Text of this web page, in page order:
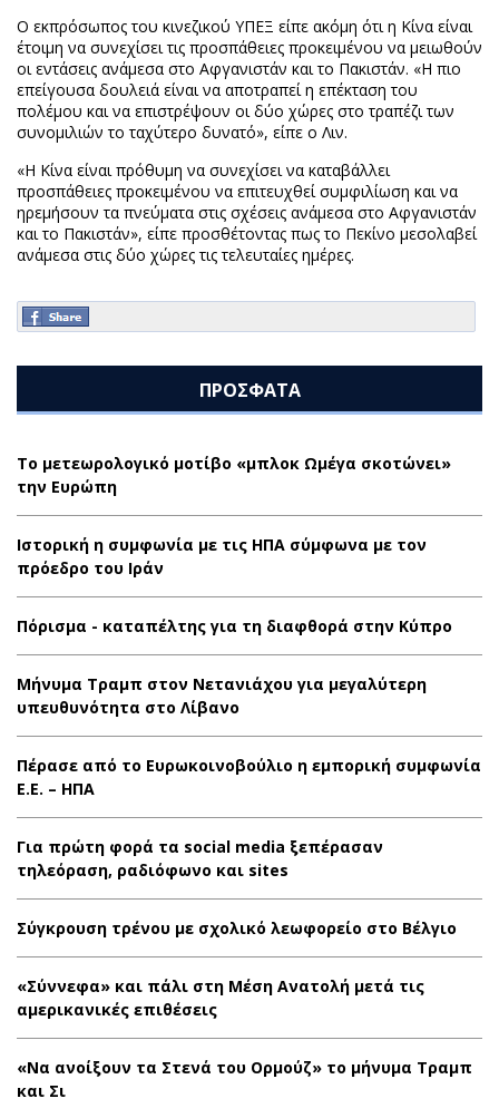
Ο εκπρόσωπος του κινεζικού ΥΠΕΞ είπε ακόμη ότι η Κίνα είναι
έτοιμη να συνεχίσει τις προσπάθειες προκειμένου να μειωθούν
οι εντάσεις ανάμεσα στο Αφγανιστάν και το Πακιστάν. «Η πιο
επείγουσα δουλειά είναι να αποτραπεί η επέκταση του
πολέμου και να επιστρέψουν οι δύο χώρες στο τραπέζι των
συνομιλιών το ταχύτερο δυνατό», είπε ο Λιν.
«Η Κίνα είναι πρόθυμη να συνεχίσει να καταβάλλει
προσπάθειες προκειμένου να επιτευχθεί συμφιλίωση και να
ηρεμήσουν τα πνεύματα στις σχέσεις ανάμεσα στο Αφγανιστάν
και το Πακιστάν», είπε προσθέτοντας πως το Πεκίνο μεσολαβεί
ανάμεσα στις δύο χώρες τις τελευταίες ημέρες.
ΠΡΟΣΦΑΤΑ
Το μετεωρολογικό μοτίβο «μπλοκ Ωμέγα σκοτώνει»
την Ευρώπη
Ιστορική η συμφωνία με τις ΗΠΑ σύμφωνα με τον
πρόεδρο του Ιράν
Πόρισμα - καταπέλτης για τη διαφθορά στην Κύπρο
Μήνυμα Τραμπ στον Νετανιάχου για μεγαλύτερη
υπευθυνότητα στο Λίβανο
Πέρασε από το Ευρωκοινοβούλιο η εμπορική συμφωνία
Ε.Ε. – ΗΠΑ
Για πρώτη φορά τα social media ξεπέρασαν
τηλεόραση, ραδιόφωνο και sites
Σύγκρουση τρένου με σχολικό λεωφορείο στο Βέλγιο
«Σύννεφα» και πάλι στη Μέση Ανατολή μετά τις
αμερικανικές επιθέσεις
«Να ανοίξουν τα Στενά του Ορμούζ» το μήνυμα Τραμπ
και Σι